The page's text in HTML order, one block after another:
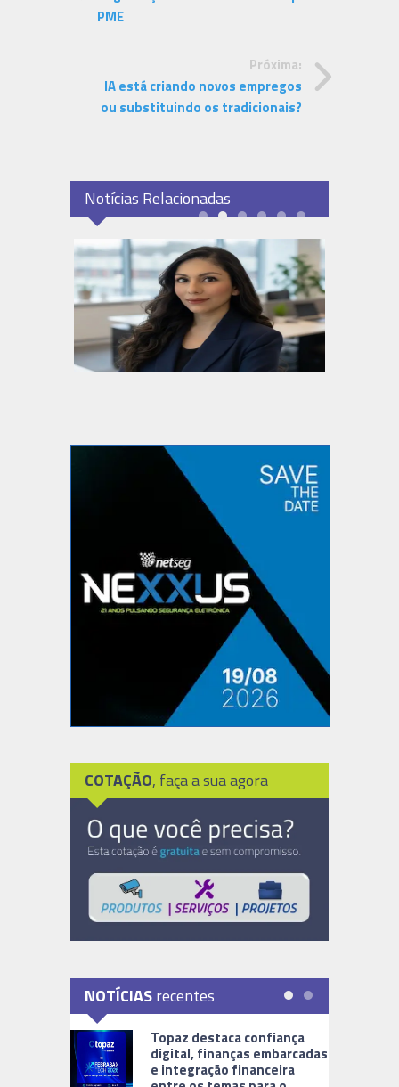
PME
Próxima:
IA está criando novos empregos
ou substituindo os tradicionais?
Notícias Relacionadas
COTAÇÃO, faça a sua agora
NOTÍCIASrecentes
Topaz destaca confiança
digital, finanças embarcadas
e integração financeira